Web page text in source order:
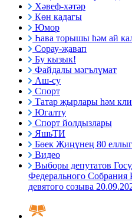
Хәвеф-хәтәр
Көн кадагы
Юмор
Һава торышы һәм ай
Сорау-җавап
Бу кызык!
Файдалы мәгълүмат
Аш-су
Спорт
Татар җырлары һәм
Югалту
Спорт йолдызлары
ЯшьТИ
Бөек Җиңүнең 80
Видео
Выборы депутатов
Федерального Собрания
девятого созыва